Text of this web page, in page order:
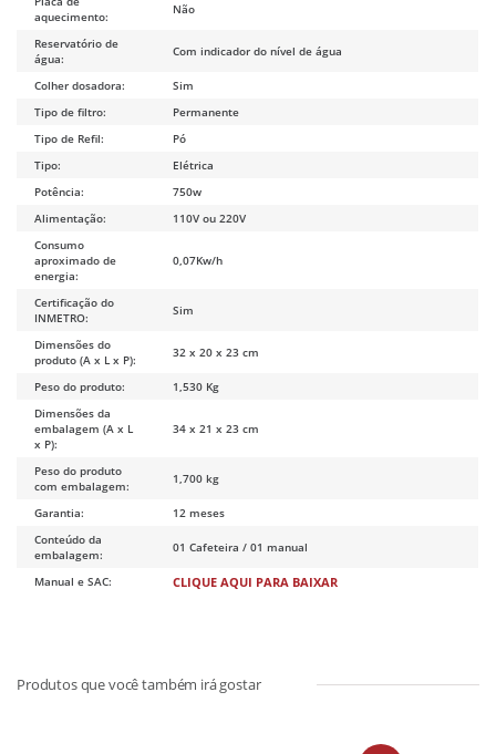
aquecimento:
Não
Reservatório de
água:
Com indicador do nível de água
Colher dosadora:
Sim
Tipo de filtro:
Permanente
Tipo de Refil:
Pó
Tipo:
Elétrica
Potência:
750w
Alimentação:
110V ou 220V
Consumo
aproximado de
energia:
0,07Kw/h
Certificação do
INMETRO:
Sim
Dimensões do
produto (A x L x P):
32 x 20 x 23 cm
Peso do produto:
1,530 Kg
Dimensões da
embalagem (A x L
x P):
34 x 21 x 23 cm
Peso do produto
com embalagem:
1,700 kg
Garantia:
12 meses
Conteúdo da
embalagem:
01 Cafeteira / 01 manual
Manual e SAC: CLIQUE AQUI PARA BAIXAR